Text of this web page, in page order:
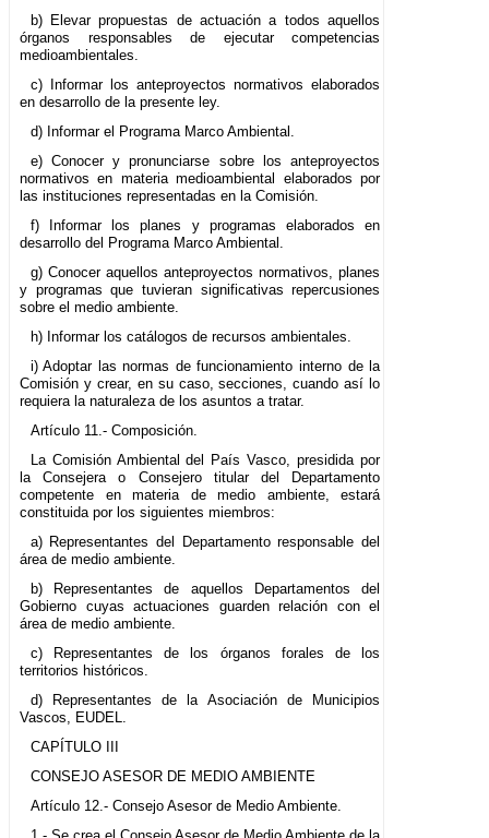
b) Elevar propuestas de actuación a todos aquellos
órganos responsables de ejecutar competencias
medioambientales.
c) Informar los anteproyectos normativos elaborados
en desarrollo de la presente ley.
d) Informar el Programa Marco Ambiental.
e) Conocer y pronunciarse sobre los anteproyectos
normativos en materia medioambiental elaborados por
las instituciones representadas en la Comisión.
f) Informar los planes y programas elaborados en
desarrollo del Programa Marco Ambiental.
g) Conocer aquellos anteproyectos normativos, planes
y programas que tuvieran significativas repercusiones
sobre el medio ambiente.
h) Informar los catálogos de recursos ambientales.
i) Adoptar las normas de funcionamiento interno de la
Comisión y crear, en su caso, secciones, cuando así lo
requiera la naturaleza de los asuntos a tratar.
Artículo 11.- Composición.
La Comisión Ambiental del País Vasco, presidida por
la Consejera o Consejero titular del Departamento
competente en materia de medio ambiente, estará
constituida por los siguientes miembros:
a) Representantes del Departamento responsable del
área de medio ambiente.
b) Representantes de aquellos Departamentos del
Gobierno cuyas actuaciones guarden relación con el
área de medio ambiente.
c) Representantes de los órganos forales de los
territorios históricos.
d) Representantes de la Asociación de Municipios
Vascos, EUDEL.
CAPÍTULO III
CONSEJO ASESOR DE MEDIO AMBIENTE
Artículo 12.- Consejo Asesor de Medio Ambiente.